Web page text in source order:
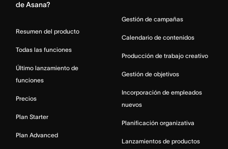
de Asana?
Resumen del producto
Todas las funciones
Último lanzamiento de
funciones
Precios
Plan Starter
Plan Advanced
Gestión de campañas
Calendario de contenidos
Producción de trabajo creativo
Gestión de objetivos
Incorporación de empleados
nuevos
Planificación organizativa
Lanzamientos de productos